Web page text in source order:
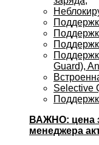
Guard),
Selective
ВАЖНО: цена
менеджера